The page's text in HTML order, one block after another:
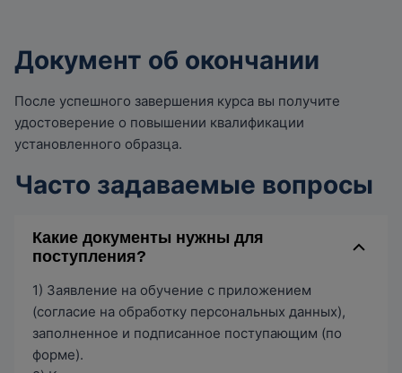
Документ об окончании
После успешного завершения курса вы получите
удостоверение о повышении квалификации
установленного образца.
Часто задаваемые вопросы
Какие документы нужны для
поступления?
1) Заявление на обучение с приложением
(согласие на обработку персональных данных),
заполненное и подписанное поступающим (по
форме).